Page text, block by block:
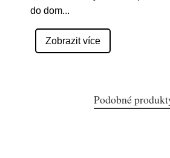
do dom...
Zobrazit více
Podobné